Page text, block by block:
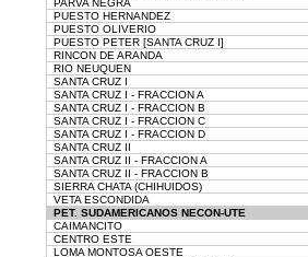
PARVA NEGRA
PUESTO HERNANDEZ
PUESTO OLIVERIO
PUESTO PETER [SANTA CRUZ I]
RINCON DE ARANDA
RIO NEUQUEN
SANTA CRUZ I
SANTA CRUZ I - FRACCION A
SANTA CRUZ I - FRACCION B
SANTA CRUZ I - FRACCION C
SANTA CRUZ I - FRACCION D
SANTA CRUZ II
SANTA CRUZ II - FRACCION A
SANTA CRUZ II - FRACCION B
SIERRA CHATA (CHIHUIDOS)
VETA ESCONDIDA
PET. SUDAMERICANOS NECON-UTE
CAIMANCITO
CENTRO ESTE
LOMA MONTOSA OESTE